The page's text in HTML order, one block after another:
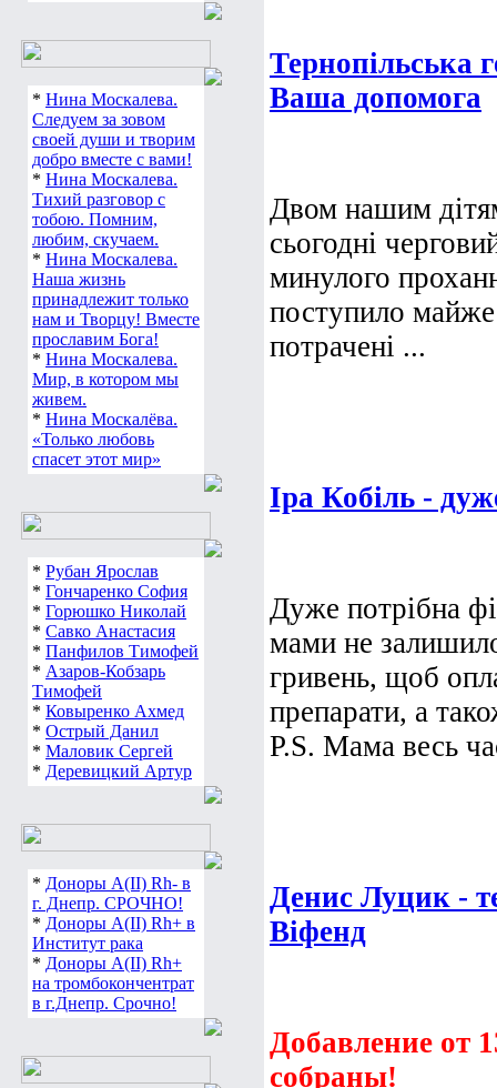
* Нина Москалева.
Следуем за зовом
своей души и творим
добро вместе с вами!
* Нина Москалева.
Тихий разговор с
тобою. Помним,
любим, скучаем.
* Нина Москалева.
Наша жизнь
принадлежит только
нам и Творцу! Вместе
прославим Бога!
* Нина Москалева.
Мир, в котором мы
живем.
* Нина Москалёва.
«Только любовь
спасет этот мир»
* Рубан Ярослав
* Гончаренко София
* Горюшко Николай
* Савко Анастасия
* Панфилов Тимофей
* Азаров-Кобзарь
Тимофей
* Ковыренко Ахмед
* Острый Данил
* Маловик Сергей
* Деревицкий Артур
* Доноры А(ІІ) Rh- в
г. Днепр. СРОЧНО!
* Доноры А(ІІ) Rh+ в
Институт рака
* Доноры А(ІІ) Rh+
на тромбокончентрат
в г.Днепр. Срочно!
Тернопільська
Ваша допомога
Двом нашим
сьогодні
минулого
поступило майже
потрачені ...
Іра Кобіль -
Дуже потрібна
мами не
гривень, щоб
препарати, а
P.S. Мама весь
Денис Луцик -
Віфенд
Добавление от
собраны!